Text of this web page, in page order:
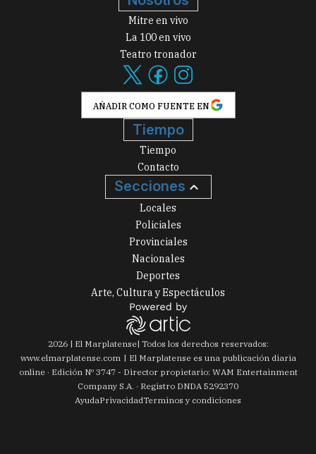
Mitre en vivo
La 100 en vivo
Teatro tronador
AÑADIR COMO FUENTE EN
Tiempo
Tiempo
Contacto
Secciones
Locales
Policiales
Provinciales
Nacionales
Deportes
Arte, Cultura y Espectáculos
2026| El Marplatense| Todos los derechos reservados:
www.elmarplatense.com
El Marplatense es una publicación diaria
online · Edición Nº 3747- Director propietario: WAM Entertainment
Company S.A. · Registro DNDA 5292370
AyudaPrivacidadTerminos y condiciones